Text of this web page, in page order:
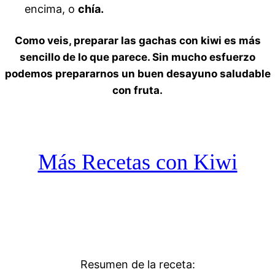
encima, o chía.
Como veis, preparar las gachas con kiwi es más
sencillo de lo que parece. Sin mucho esfuerzo
podemos prepararnos un buen desayuno saludable
con fruta.
Más Recetas con Kiwi
Resumen de la receta: